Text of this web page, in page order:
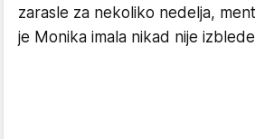
zarasle za nekoliko nedelja,
je Monika imala nikad nije